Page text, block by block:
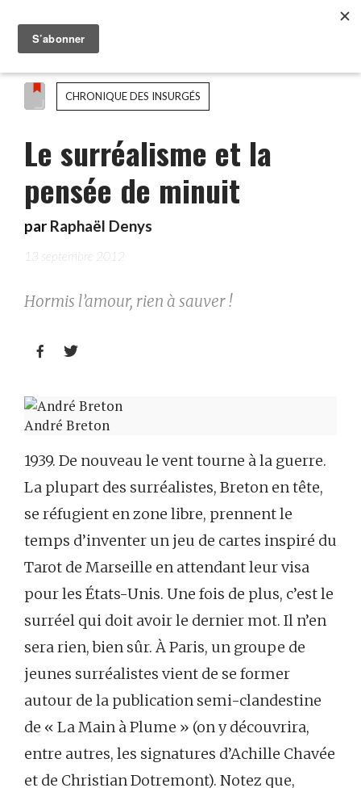
CHRONIQUE DES INSURGÉS
Le surréalisme et la
pensée de minuit
par Raphaël Denys
13 septembre 2012
Hormis l’amour, rien à sauver !
 
André Breton
1939. De nouveau le vent tourne à la guerre.
La plupart des surréalistes, Breton en tête,
se réfugient en zone libre, prennent le
temps d’inventer un jeu de cartes inspiré du
Tarot de Marseille en attendant leur visa
pour les États-Unis. Une fois de plus, c’est le
surréel qui doit avoir le dernier mot. Il n’en
sera rien, bien sûr. À Paris, un groupe de
jeunes surréalistes vient de se former
autour de la publication semi-clandestine
de « La Main à Plume » (on y découvrira,
entre autres, les signatures d’Achille Chavée
et de Christian Dotremont). Notez que,